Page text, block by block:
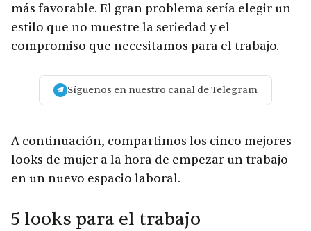
más favorable. El gran problema sería elegir un
estilo que no muestre la seriedad y el
compromiso que necesitamos para el trabajo.
Síguenos en nuestro canal de Telegram
A continuación, compartimos los cinco mejores
looks de mujer a la hora de empezar un trabajo
en un nuevo espacio laboral.
5 looks para el trabajo